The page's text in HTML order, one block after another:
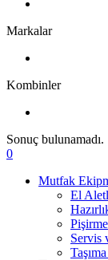
Markalar
Kombinler
Sonuç bulunamadı.
0
Mutfak
El
Pişirme
Servis